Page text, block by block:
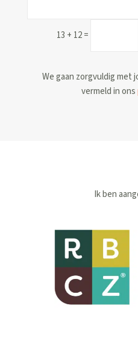
13 + 12=
We gaan zorgvuldig met
vermeld in ons
Ik ben